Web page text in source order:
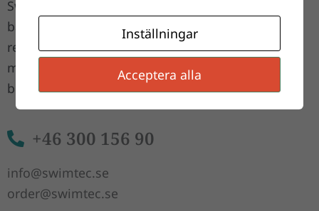
Swimtec AB har en historia i
badvattenreningsbranschen som startade
redan på sextiotalet och är idag en av landets
mest erfarna och ledande aktörer i
branschen.
+46 300 156 90
info@swimtec.se
order@swimtec.se
Inställningar
Acceptera alla